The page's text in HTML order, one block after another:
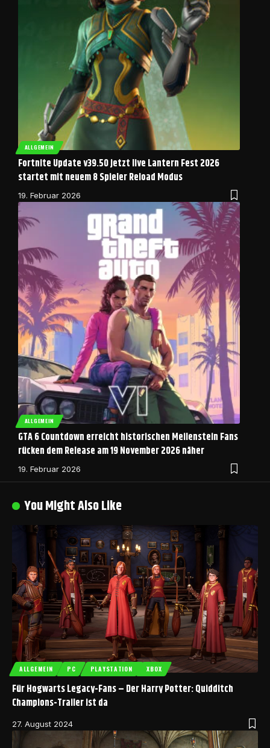
ALLGEMEIN
Fortnite Update v39.50 jetzt live Lantern Fest 2026
startet mit neuem 8 Spieler Reload Modus
19. Februar 2026
ALLGEMEIN
GTA 6 Countdown erreicht historischen Meilenstein Fans
rücken dem Release am 19 November 2026 näher
19. Februar 2026
You Might Also Like
ALLGEMEIN PC PLAYSTATION XBOX
Für Hogwarts Legacy-Fans – Der Harry Potter: Quidditch
Champions-Trailer ist da
27. August 2024